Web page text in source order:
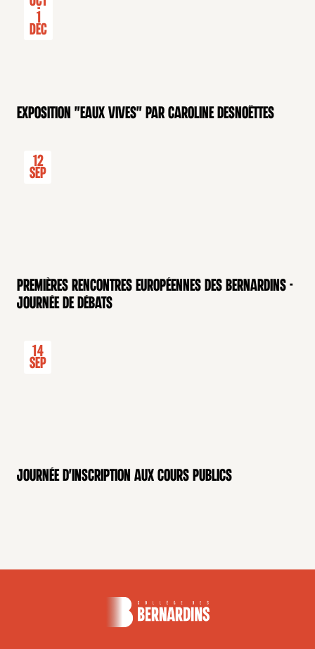
-
1
Dec
Exposition "Eaux Vives" par Caroline Desnoëttes
12
Sep
Premières rencontres européennes des Bernardins -
Journée de débats
14
Sep
Journée d'inscription aux cours publics